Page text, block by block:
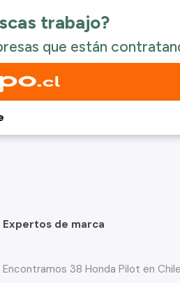
Expertos de marca
Encontramos 38 Honda Pilot en